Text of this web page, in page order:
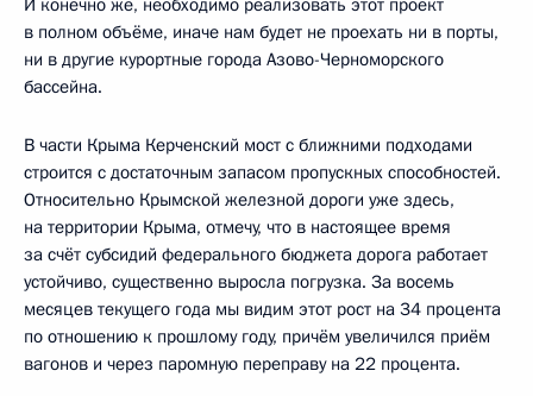
в полном объёме, иначе нам будет не проехать ни в порты,
ни в другие курортные города Азово-Черноморского
бассейна.
В части Крыма Керченский мост с ближними подходами
строится с достаточным запасом пропускных способностей.
Относительно Крымской железной дороги уже здесь,
на территории Крыма, отмечу, что в настоящее время
за счёт субсидий федерального бюджета дорога работает
устойчиво, существенно выросла погрузка. За восемь
месяцев текущего года мы видим этот рост на 34 процента
по отношению к прошлому году, причём увеличился приём
вагонов и через паромную переправу на 22 процента.